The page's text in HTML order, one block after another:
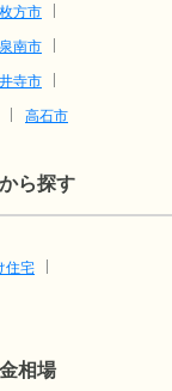
枚方市
泉南市
寺市
高石市
ら探す
住宅
相場